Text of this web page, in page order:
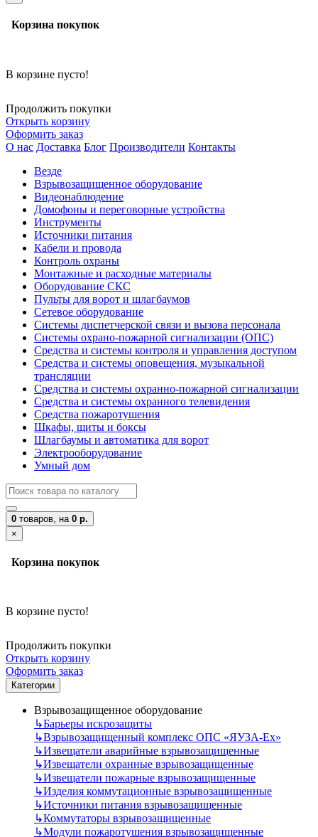
Корзина покупок
В корзине пусто!
Продолжить покупки
Открыть корзину
Оформить заказ
О нас Доставка Блог Производители Контакты
Везде
Взрывозащищенное оборудование
Видеонаблюдение
Домофоны и переговорные устройства
Инструменты
Источники питания
Кабели и провода
Контроль охраны
Монтажные и расходные материалы
Оборудование СКС
Пульты для ворот и шлагбаумов
Сетевое оборудование
Системы диспетчерской связи и вызова персонала
Системы охрано-пожарной сигнализации (ОПС)
Средства и системы контроля и управления доступом
Средства и системы оповещения, музыкальной
трансляции
Средства и системы охранно-пожарной сигнализации
Средства и системы охранного телевидения
Средства пожаротушения
Шкафы, щиты и боксы
Шлагбаумы и автоматика для ворот
Электрооборудование
Умный дом
0 товаров, на 0 р.
×
Корзина покупок
В корзине пусто!
Продолжить покупки
Открыть корзину
Оформить заказ
Категории
Взрывозащищенное оборудование
↳Барьеры искрозащиты
↳Взрывозащищенный комплекс ОПС «ЯУЗА-Ех»
↳Извещатели аварийные взрывозащищенные
↳Извещатели охранные взрывозащищенные
↳Извещатели пожарные взрывозащищенные
↳Изделия коммутационные взрывозащищенные
↳Источники питания взрывозащищенные
↳Коммутаторы взрывозащищенные
↳Модули пожаротушения взрывозащищенные